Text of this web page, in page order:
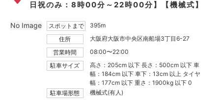
日祝のみ：8時00分～22時00分】【機械式】
スポットまで
395m
住所
大阪府大阪市中央区南船場3丁目6-27
営業時間
08:00〜22:00
駐車サイズ
高さ：205cm 以下 長さ：500cm 以下 車
幅：184cm 以下 車下：13cm 以上 タイヤ
幅：177cm 以下 重さ：1900kg 以下 0
駐車場形態
機械式(有人)
No Image